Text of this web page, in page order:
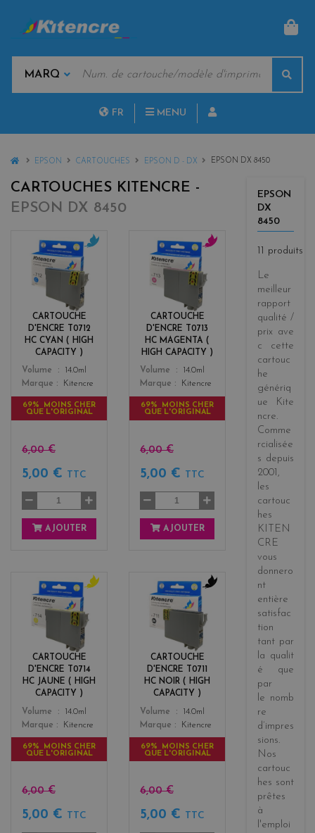
MARQUES
CLÉS
FR MENU
HOMEEPSON CARTOUCHES EPSON D - DX EPSON DX 8450
CARTOUCHES KITENCRE -
EPSON DX 8450
CARTOUCHE
D'ENCRE T0712
HC CYAN ( HIGH
CAPACITY )
Color
c
y
a
n
Volume
14.0ml
Marque
Kitencre
69% MOINS CHER
QUE L'ORIGINAL
6,00 €
5,00 € TTC
AJOUTER
CARTOUCHE
D'ENCRE T0713
HC MAGENTA (
HIGH CAPACITY )
Color
a
g
e
n
t
a
Volume
14.0ml
Marque
Kitencre
69% MOINS CHER
QUE L'ORIGINAL
6,00 €
5,00 € TTC
AJOUTER
CARTOUCHE
D'ENCRE T0714
HC JAUNE ( HIGH
CAPACITY )
Color
e
l
l
o
w
Volume
14.0ml
Marque
Kitencre
69% MOINS CHER
QUE L'ORIGINAL
6,00 €
5,00 € TTC
CARTOUCHE
D'ENCRE T0711
HC NOIR ( HIGH
CAPACITY )
Color
l
a
c
k
Volume
14.0ml
Marque
Kitencre
69% MOINS CHER
QUE L'ORIGINAL
6,00 €
5,00 € TTC
EPSON
DX
8450
11 produits
Le
meilleur
rapport
qualité /
prix ave
c cette
cartouc
he
génériq
ue
Kite
ncre.
Comme
rcialisée
s depuis
2001 ,
les
cartouc
hes
KITEN
CRE
vous
donnero
nt
entière
satisfac
tion
tant par
la qualit
é que
par
le nomb
re
d’impres
sions.
Nos
cartouc
hes sont
prêtes
à
l'emploi